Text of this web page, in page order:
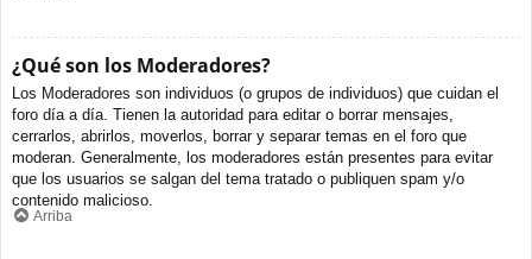
¿Qué son los Moderadores?
Los Moderadores son individuos (o grupos de individuos) que cuidan el
foro día a día. Tienen la autoridad para editar o borrar mensajes,
cerrarlos, abrirlos, moverlos, borrar y separar temas en el foro que
moderan. Generalmente, los moderadores están presentes para evitar
que los usuarios se salgan del tema tratado o publiquen spam y/o
contenido malicioso.
Arriba